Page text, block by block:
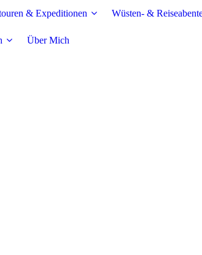
& Expeditionen Wüsten- &
Über Mich